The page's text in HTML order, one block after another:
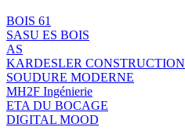
BOIS 61
SASU ES BOIS
AS
KARDESLER CONSTRUCTION
SOUDURE MODERNE
MH2F Ingénierie
ETA DU BOCAGE
DIGITAL MOOD